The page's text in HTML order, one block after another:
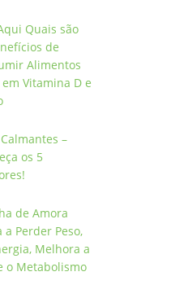
Quais são
de
Alimentos
em Vitamina D e
–
os 5
de Amora
a Perder Peso,
Melhora a
o Metabolismo